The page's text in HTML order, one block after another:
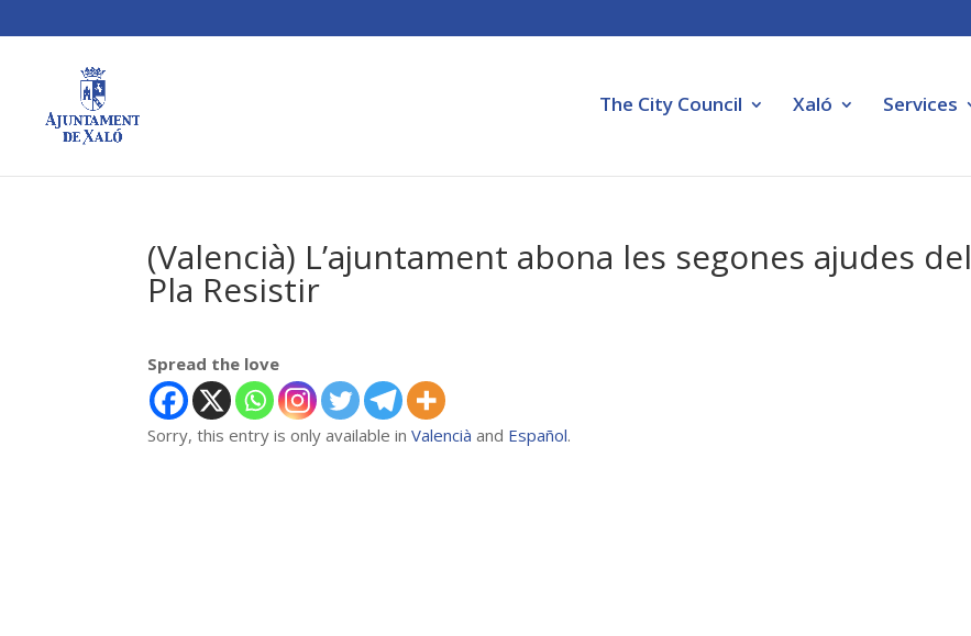
The City Council Xaló Services
(Valencià) L’ajuntament abona les segones ajudes del
Pla Resistir
Spread the love
Sorry, this entry is only available inValencià and Español.